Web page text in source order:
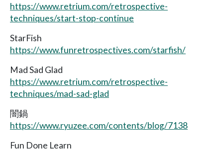
https://www.retrium.com/retrospective-
techniques/start-stop-continue
StarFish
https://www.funretrospectives.com/starfish/
Mad Sad Glad
https://www.retrium.com/retrospective-
techniques/mad-sad-glad
闇鍋
https://www.ryuzee.com/contents/blog/7138
Fun Done Learn